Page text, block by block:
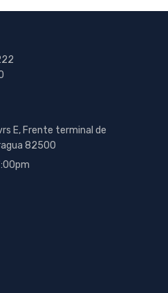
E, Frente terminal de
82500